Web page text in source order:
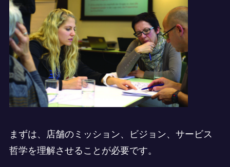
まずは、店舗のミッション、ビジョン、サービス
哲学を理解させることが必要です。